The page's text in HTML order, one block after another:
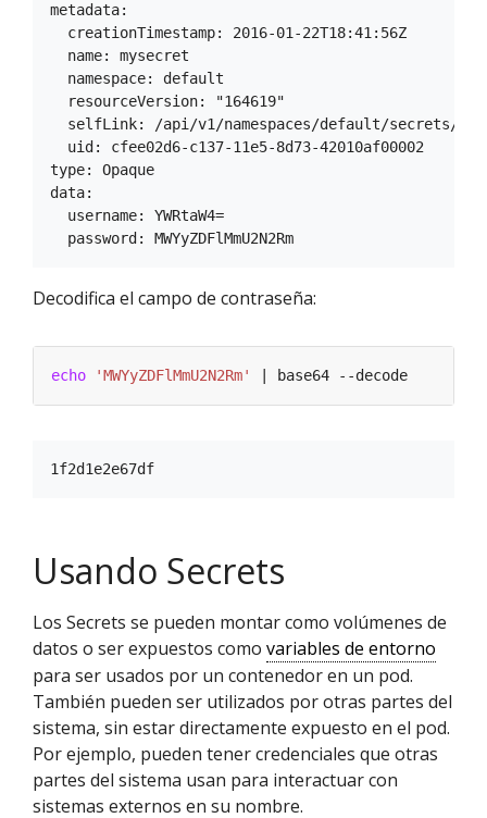
metadata:
  creationTimestamp: 2016-01-22T18:41:56Z
  name: mysecret
  namespace: default
  resourceVersion: "164619"
selfLink: /api/v1/namespaces/default/secrets/
  uid: cfee02d6-c137-11e5-8d73-42010af00002
type: Opaque
data:
  username: YWRtaW4=
Decodifica el campo de contraseña:
echo 'MWYyZDFlMmU2N2Rm'
Usando Secrets
Los Secrets se pueden montar como volúmenes de
datos o ser expuestos como variables de entorno
para ser usados por un contenedor en un pod.
También pueden ser utilizados por otras partes del
sistema, sin estar directamente expuesto en el pod.
Por ejemplo, pueden tener credenciales que otras
partes del sistema usan para interactuar con
sistemas externos en su nombre.